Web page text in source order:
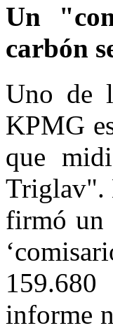
Un
carbón
Uno de
KPMG
que
Triglav".
firmó un
informe